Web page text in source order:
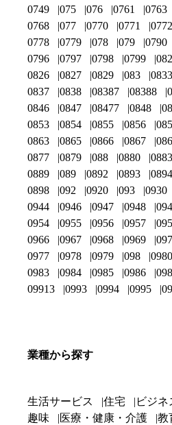
0749
075 076 0761 0763
0768
077 0770 0771 0772
0778
0779 078 079 0790
0796
0797 0798 0799 082
0826
0827 0829 083 0833
0837
0838 08387 08388
0846
0847 08477 0848
0853
0854 0855 0856
0863
0865 0866 0867
0877
0879 088 0880 0883
0889
089 0892 0893 0894
0898
092 0920 093 0930
0944
0946 0947 0948
0954
0955 0956 0957
0966
0967 0968 0969 097
0977
0978 0979 098 0980
0983
0984 0985 0986
09913
0993 0994 0995
業種から探す
生活サービス 住宅 ビジネ
趣味
医療・健康・介護
教